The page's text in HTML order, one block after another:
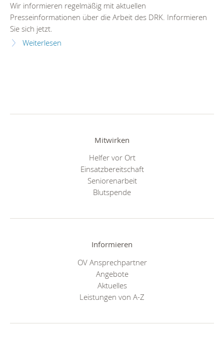
Wir informieren regelmäßig mit aktuellen
Presseinformationen über die Arbeit des DRK. Informieren
Sie sich jetzt.
Weiterlesen
Mitwirken
Helfer vor Ort
Einsatzbereitschaft
Seniorenarbeit
Blutspende
Informieren
OV Ansprechpartner
Angebote
Aktuelles
Leistungen von A-Z